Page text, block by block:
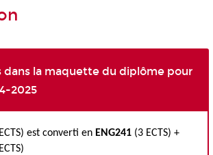
dans la maquette du diplôme pour
2025
) est converti en ENG241(3 ECTS) +
)